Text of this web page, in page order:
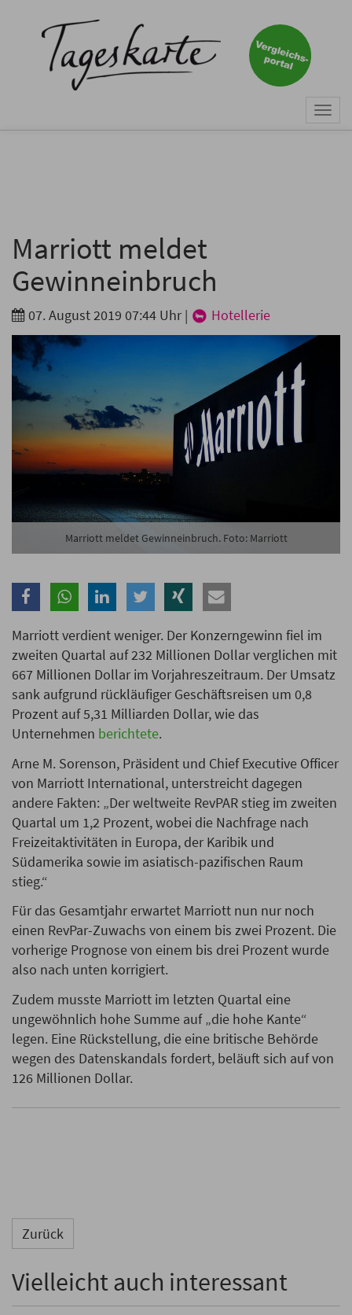
Marriott meldet
Gewinneinbruch
07. August 2019 07:44 Uhr | Hotellerie
Marriott meldet Gewinneinbruch. Foto: Marriott
Marriott verdient weniger. Der Konzerngewinn fiel im
zweiten Quartal auf 232 Millionen Dollar verglichen mit
667 Millionen Dollar im Vorjahreszeitraum. Der Umsatz
sank aufgrund rückläufiger Geschäftsreisen um 0,8
Prozent auf 5,31 Milliarden Dollar, wie das
Unternehmen berichtete.
Arne M. Sorenson, Präsident und Chief Executive Officer
von Marriott International, unterstreicht dagegen
andere Fakten: „Der weltweite RevPAR stieg im zweiten
Quartal um 1,2 Prozent, wobei die Nachfrage nach
Freizeitaktivitäten in Europa, der Karibik und
Südamerika sowie im asiatisch-pazifischen Raum
stieg.“
Für das Gesamtjahr erwartet Marriott nun nur noch
einen RevPar-Zuwachs von einem bis zwei Prozent. Die
vorherige Prognose von einem bis drei Prozent wurde
also nach unten korrigiert.
Zudem musste Marriott im letzten Quartal eine
ungewöhnlich hohe Summe auf „die hohe Kante“
legen. Eine Rückstellung, die eine britische Behörde
wegen des Datenskandals fordert, beläuft sich auf von
126 Millionen Dollar.
Zurück
Vielleicht auch interessant
Keine Nachricht mehr
verpassen!
E-Mail*
Branche
Ich möchte folgende Newsletter erhalten
Tageskarte-Newsletter (gegen 8.30 Uhr)
Ich habe die
Datenschutzerklärung
genommen.
Anmelden Danke, heute nicht